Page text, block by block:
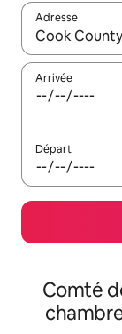
Adresse
Lorsque les
Arrivée
Départ
Comté